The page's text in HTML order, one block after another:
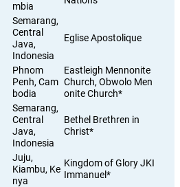
mbia
Semarang,
Central
Java,
Indonesia
Eglise Apostolique
Phnom
Penh, Cam
bodia
Eastleigh Mennonite
Church, Obwolo Men
onite Church*
Semarang,
Central
Java,
Indonesia
Bethel Brethren in
Christ*
Juju,
Kiambu, Ke
nya
Kingdom of Glory JKI
Immanuel*